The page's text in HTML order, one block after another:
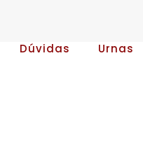
Dúvidas Urnas